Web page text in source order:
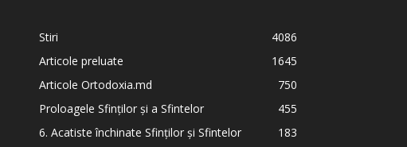
Stiri
4086
Articole preluate
1645
Articole Ortodoxia.md
750
Proloagele Sfinților și a Sfintelor
455
6. Acatiste închinate Sfinților și Sfintelor
183